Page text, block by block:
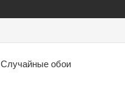
Случайные обои